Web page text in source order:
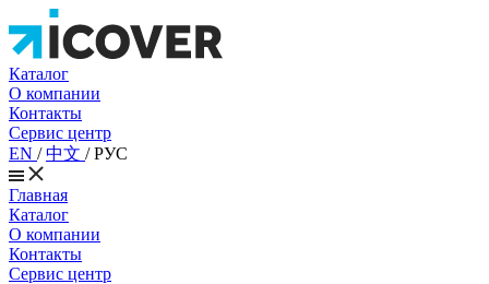
Каталог
О компании
Контакты
Сервис центр
EN /中文 /РУС
Главная
Каталог
О компании
Контакты
Сервис центр